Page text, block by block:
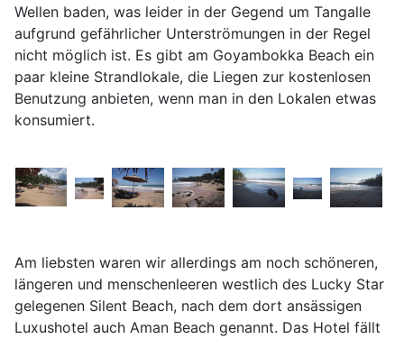
Wellen baden, was leider in der Gegend um Tangalle
aufgrund gefährlicher Unterströmungen in der Regel
nicht möglich ist. Es gibt am Goyambokka Beach ein
paar kleine Strandlokale, die Liegen zur kostenlosen
Benutzung anbieten, wenn man in den Lokalen etwas
konsumiert.
Am liebsten waren wir allerdings am noch schöneren,
längeren und menschenleeren westlich des Lucky Star
gelegenen Silent Beach, nach dem dort ansässigen
Luxushotel auch Aman Beach genannt. Das Hotel fällt